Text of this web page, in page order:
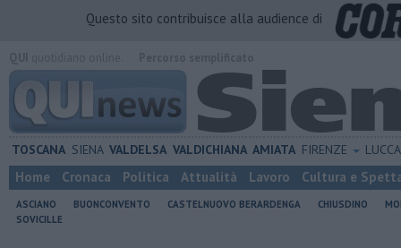
Questo sito contribuisce alla audience di
TOSCANA SIENA VALDELSA VALDICHIANA AMIATA FIRENZE
Home Cronaca Politica Attualità Lavoro Cultura e
ASCIANO BUONCONVENTO CASTELNUOVO BERARDENGA CHIUSDINO
SOVICILLE